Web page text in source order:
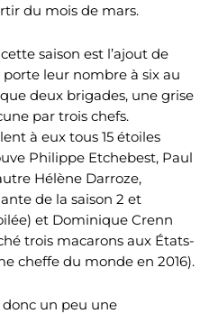
du mois de mars.
saison est l’ajout de
leur nombre à six au
deux brigades, une grise
par trois chefs.
à eux tous 15 étoiles
Philippe Etchebest, Paul
Hélène Darroze,
de la saison 2 et
et Dominique Crenn
trois macarons aux États-
cheffe du monde en 2016).
donc un peu une